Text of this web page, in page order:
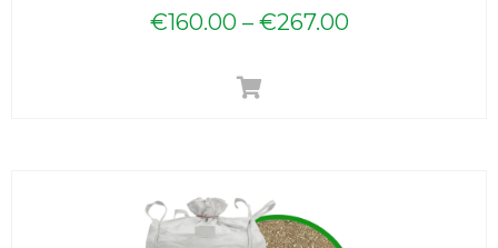
€160.00– €267.00